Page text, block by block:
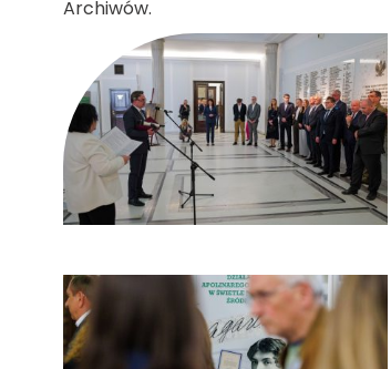
Archiwów.
kliknięcie spowoduje powiększenie
kliknięcie spowoduje powiększenie